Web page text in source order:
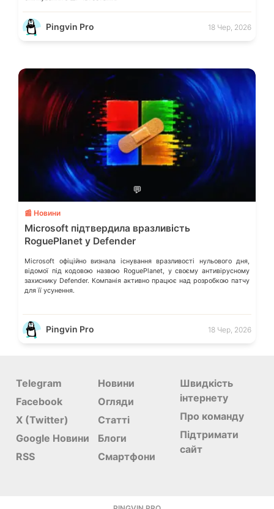
Pingvin Pro 18 Чер, 2026
💬
📰 Новини
Microsoft підтвердила вразливість
RoguePlanet у Defender
Microsoft офіційно визнала існування вразливості нульового дня,
відомої під кодовою назвою RoguePlanet, у своєму антивірусному
захиснику Defender. Компанія активно працює над розробкою патчу
для її усунення.
Pingvin Pro 18 Чер, 2026
Telegram
Facebook
X (Twitter)
Google Новини
RSS
Новини
Огляди
Статті
Блоги
Смартфони
Швидкість
інтернету
Про команду
Підтримати
сайт